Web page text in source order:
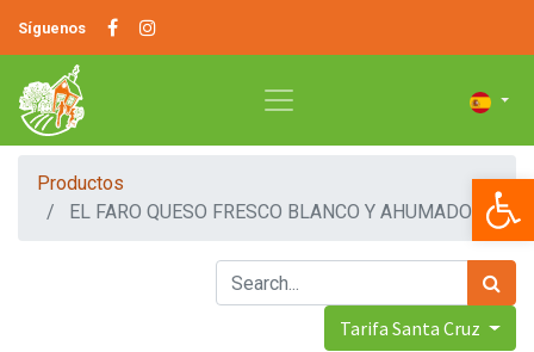
Síguenos
Productos
EL FARO QUESO FRESCO BLANCO Y AHUMADO
Tarifa Santa Cruz